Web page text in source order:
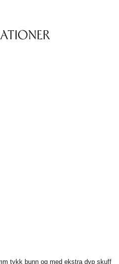
tykk bunn og med ekstra dyp skuff